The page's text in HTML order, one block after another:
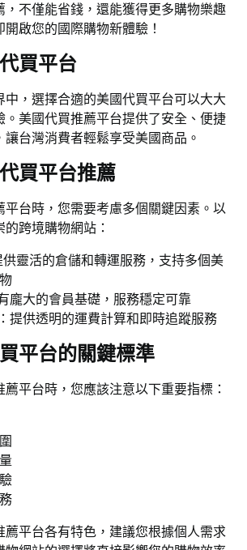
，不僅能省錢，還能獲得更多購物樂趣
啟您的國際購物新體驗！
買平台
中，選擇合適的美國代買平台可以大大
。美國代買推薦平台提供了安全、便捷
台灣消費者輕鬆享受美國商品。
買平台推薦
平台時，您需要考慮多個關鍵因素。以
跨境購物網站：
供靈活的倉儲和轉運服務，支持多個美
龐大的會員基礎，服務穩定可靠
提供透明的運費計算和即時追蹤服務
平台的關鍵標準
平台時，您應該注意以下重要指標：
薦平台各有特色，建議您根據個人需求